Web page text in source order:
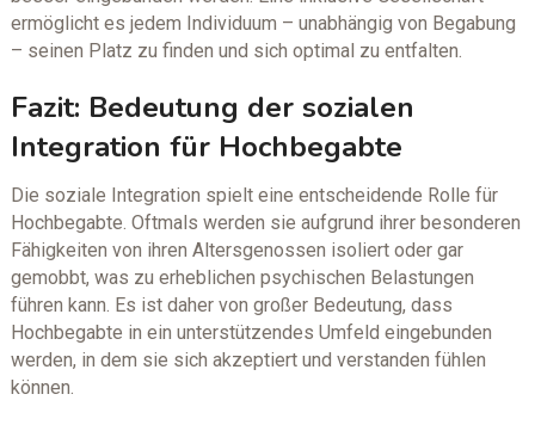
ermöglicht es jedem Individuum – unabhängig von Begabung
– seinen Platz zu finden und sich optimal zu entfalten.
Fazit: Bedeutung der sozialen
Integration für Hochbegabte
Die soziale Integration spielt eine entscheidende Rolle für
Hochbegabte. Oftmals werden sie aufgrund ihrer besonderen
Fähigkeiten von ihren Altersgenossen isoliert oder gar
gemobbt, was zu erheblichen psychischen Belastungen
führen kann. Es ist daher von großer Bedeutung, dass
Hochbegabte in ein unterstützendes Umfeld eingebunden
werden, in dem sie sich akzeptiert und verstanden fühlen
können.